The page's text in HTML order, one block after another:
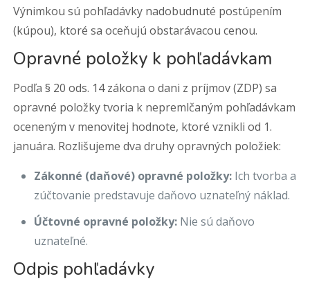
Výnimkou sú pohľadávky nadobudnuté postúpením
(kúpou), ktoré sa oceňujú obstarávacou cenou.
Opravné položky k pohľadávkam
Podľa § 20 ods. 14 zákona o dani z príjmov (ZDP) sa
opravné položky tvoria k nepremlčaným pohľadávkam
oceneným v menovitej hodnote, ktoré vznikli od 1.
januára. Rozlišujeme dva druhy opravných položiek:
Zákonné (daňové) opravné položky: Ich tvorba a
zúčtovanie predstavuje daňovo uznateľný náklad.
Účtovné opravné položky: Nie sú daňovo
uznateľné.
Odpis pohľadávky